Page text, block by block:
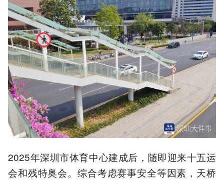
2025年深圳市体育中心建成后，随即迎来十五运
会和残特奥会。综合考虑赛事安全等因素，天桥